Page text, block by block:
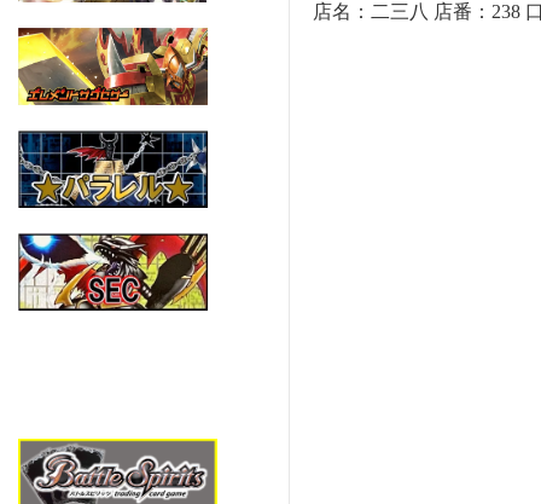
店名：二三八 店番：238